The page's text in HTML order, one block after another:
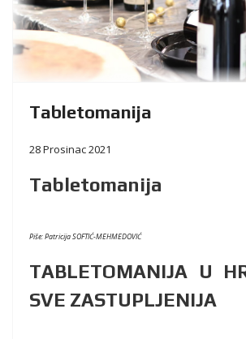
Tabletomanija
28 Prosinac 2021
Tabletomanija
Piše: Patricija SOFTIĆ-MEHMEDOVIĆ
TABLETOMANIJA U
SVE ZASTUPLJENIJA